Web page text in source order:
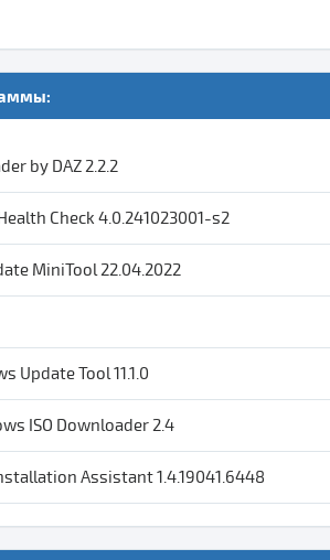
by DAZ 2.2.2
Check 4.0.241023001-s2
MiniTool 22.04.2022
Update Tool 11.1.0
ISO Downloader 2.4
Assistant 1.4.19041.6448